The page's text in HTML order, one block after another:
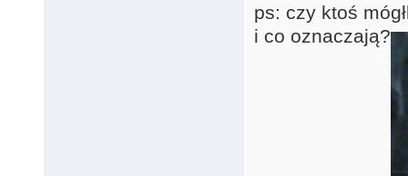
ps: czy ktoś
i co oznaczają?